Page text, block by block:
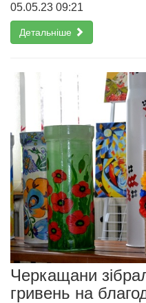
05.05.23 09:21
Детальніше
Черкащани
гривень на